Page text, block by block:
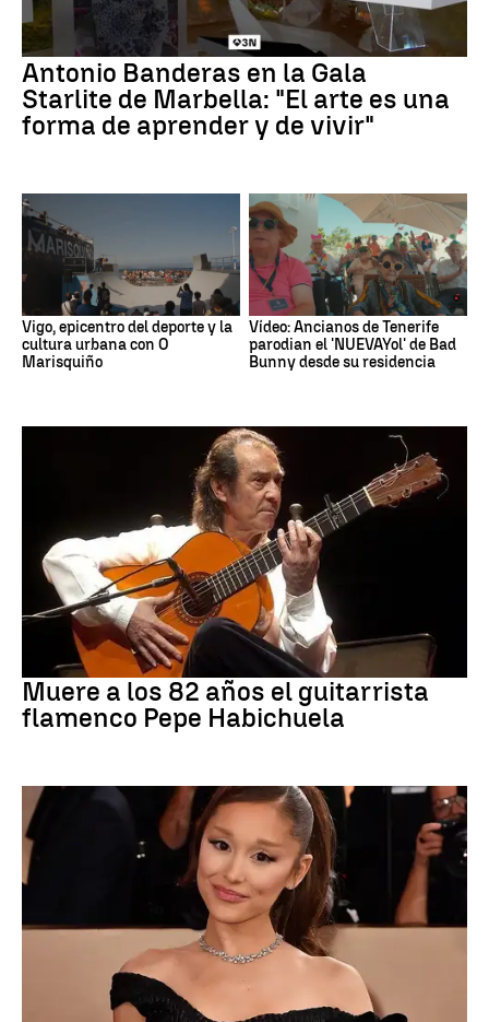
Antonio Banderas en la Gala
Starlite de Marbella: "El arte es una
forma de aprender y de vivir"
Vigo, epicentro del deporte y la
cultura urbana con O
Marisquiño
Vídeo: Ancianos de Tenerife
parodian el 'NUEVAYol' de Bad
Bunny desde su residencia
Flamenco
Muere a los 82 años el guitarrista
flamenco Pepe Habichuela